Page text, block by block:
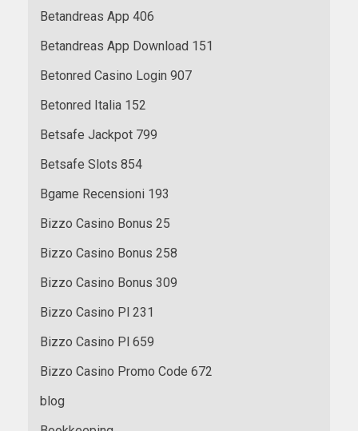
Betandreas App 406
Betandreas App Download 151
Betonred Casino Login 907
Betonred Italia 152
Betsafe Jackpot 799
Betsafe Slots 854
Bgame Recensioni 193
Bizzo Casino Bonus 25
Bizzo Casino Bonus 258
Bizzo Casino Bonus 309
Bizzo Casino Pl 231
Bizzo Casino Pl 659
Bizzo Casino Promo Code 672
blog